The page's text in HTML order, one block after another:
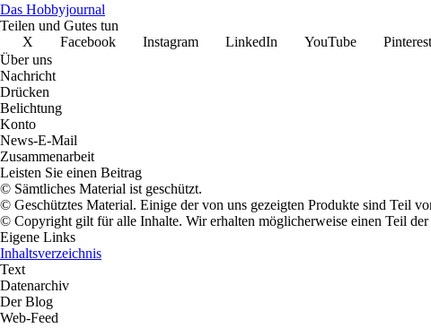
Das Hobbyjournal
Teilen und Gutes tun
X
Facebook Instagram LinkedIn YouTube Pinterest
Über uns
Nachricht
Drücken
Belichtung
Konto
News-E-Mail
Zusammenarbeit
Leisten Sie einen Beitrag
© Sämtliches Material ist geschützt.
© Geschütztes Material. Einige der von uns gezeigten Produkte sind Teil
© Copyright gilt für alle Inhalte. Wir erhalten möglicherweise einen Teil
Eigene Links
Inhaltsverzeichnis
Text
Datenarchiv
Der Blog
Web-Feed